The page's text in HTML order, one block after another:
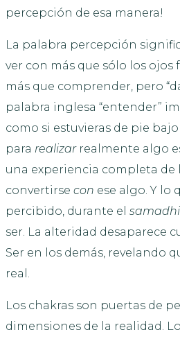
percepción de esa manera!
La palabra percepción
ver con más que sólo los ojos
más que comprender, pero
palabra inglesa “entender”
como si estuvieras de pie
para realizarrealmente algo
una experiencia completa de
convertirse con ese algo. Y lo
percibido, durante el samadhi
ser. La alteridad desaparece
Ser en los demás, revelando
real.
Los chakras son puertas de
dimensiones de la realidad.